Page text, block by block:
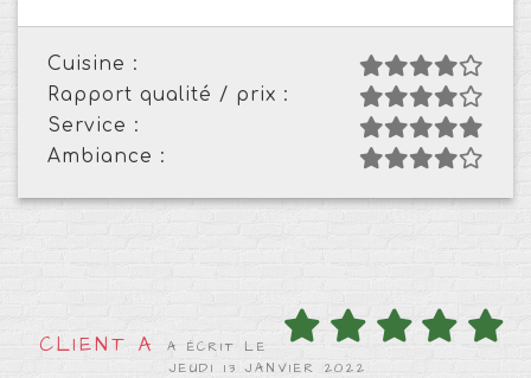
Cuisine :
Rapport qualité / prix :
Service :
Ambiance :
CLIENT A
A ÉCRIT LE
JEUDI 13 JANVIER 2022